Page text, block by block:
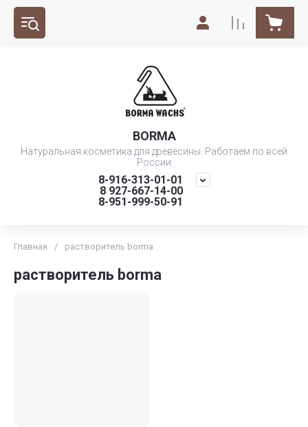
BORMA
Натуральная косметика для древесины. Работаем по всей
России
8-916-313-01-01
8 927-667-14-00
8-951-999-50-91
Главная / растворитель borma
растворитель borma